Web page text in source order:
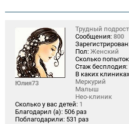
Юлия73
Трудный
Сообщения: 800
Пол: Женский
Сколько
Стаж бесплодия:
В каких
Меркурий
Малыш
Нео-клиник
Сколько у вас детей: 1
Благодарил (а): 506 раз
Поблагодарили: 531 раз